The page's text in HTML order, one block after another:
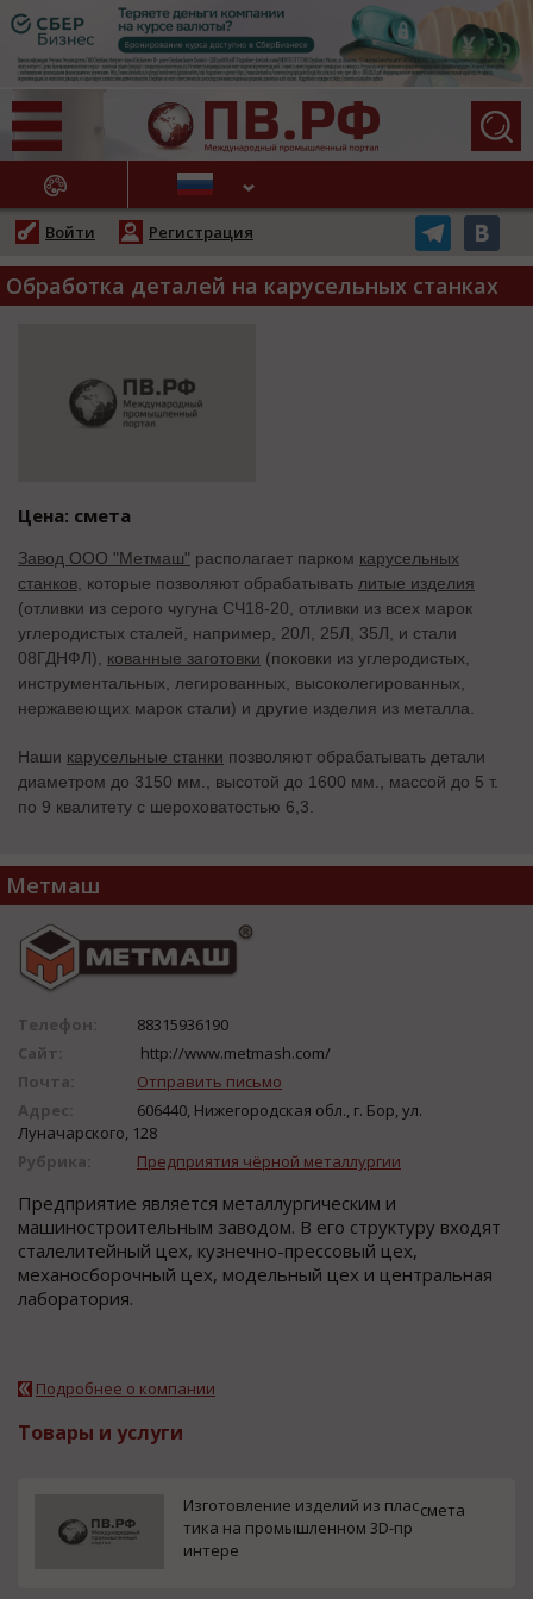
НОВОСТИ
Войти Регистрация
Обработка деталей на карусельных станках
Цена: смета
Завод ООО "Метмаш" располагает парком карусельных
станков , которые позволяют обрабатывать литые изделия
(отливки из серого чугуна СЧ18-20, отливки из всех марок
углеродистых сталей, например, 20Л, 25Л, 35Л, и стали
08ГДНФЛ), кованные заготовки (поковки из углеродистых,
инструментальных, легированных, высоколегированных,
нержавеющих марок стали) и другие изделия из металла.
Наши карусельные станки позволяют обрабатывать детали
диаметром до 3150 мм., высотой до 1600 мм., массой до 5 т.
по 9 квалитету с шероховатостью 6,3.
Метмаш
Телефон:
88315936190
Сайт:
http://www.metmash.com/
Почта:
Отправить письмо
Адрес:
606440, Нижегородская обл., г. Бор, ул.
Луначарского, 128
Рубрика:
Предприятия чёрной металлургии
Предприятие является металлургическим и
машиностроительным заводом. В его структуру входят
сталелитейный цех, кузнечно-прессовый цех,
механосборочный цех, модельный цех и центральная
лаборатория.
Подробнее о компании
Товары и услуги
Изготовление изделий из плас
тика на промышленном 3D-пр
интере
смета